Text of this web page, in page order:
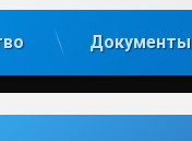
Документы